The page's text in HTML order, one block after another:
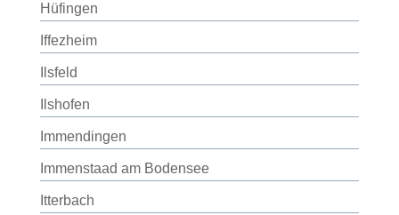
Hüfingen
Iffezheim
Ilsfeld
Ilshofen
Immendingen
Immenstaad am Bodensee
Itterbach